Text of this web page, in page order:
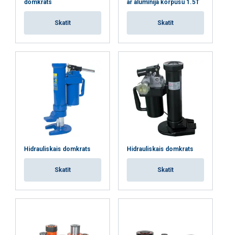
domkrats
Skatīt
ar alumīnija korpusu 1.5T
Skatīt
Hidrauliskais domkrats
Skatīt
Hidrauliskais domkrats
Skatīt
personalizētu saturu, reklāmas un
vietni ar mūsu reklāmas un analītikas
partneriem, kuri to var apvienot ar citu
informāciju, ko esat viņiem sniedzis vai ko
viņi ir apkopojuši, izmantojot jūsu
pakalpojumus.
Privātuma politika
Strikti
nepieciešamie
Veiktspējas Mērķa
Funkcionalitātes Neklasificētie